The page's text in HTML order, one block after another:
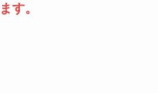
す。